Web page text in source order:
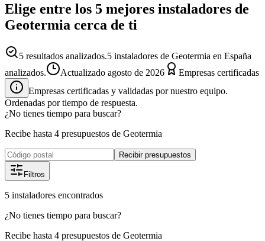
Elige entre los 5 mejores instaladores de
Geotermia cerca de ti
5 resultados analizados.5 instaladores de Geotermia en España
analizados.
Actualizado agosto de 2026
Empresas certificadas
Empresas certificadas y validadas por nuestro equipo.
Ordenadas por tiempo de respuesta.
¿No tienes tiempo para buscar?
Recibe hasta 4 presupuestos de Geotermia
Recibir presupuestos
Filtros
5 instaladores encontrados
¿No tienes tiempo para buscar?
Recibe hasta 4 presupuestos de Geotermia